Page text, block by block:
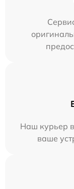
Наш курьер
ваше